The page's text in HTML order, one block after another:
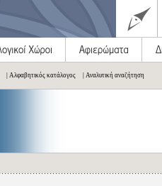
| Αλφαβητικός κατάλογος | Αναλυτική αναζήτηση